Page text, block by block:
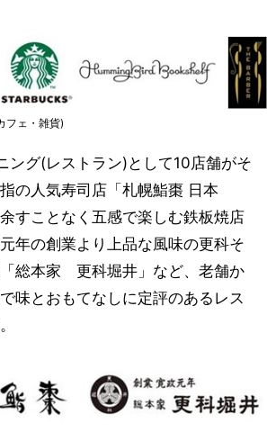
フェ・雑貨)
ング(レストラン)として10店舗がそ
の人気寿司店「札幌鮨棗 日本
すことなく五感で楽しむ鉄板焼店
元年の創業より上品な風味の更科そ
総本家 更科堀井」など、老舗か
味とおもてなしに定評のあるレス